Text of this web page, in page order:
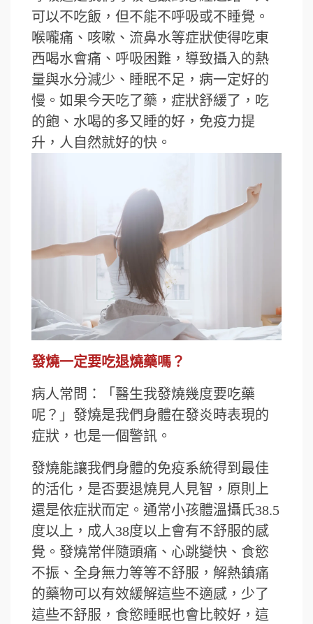
可以不吃飯，但不能不呼吸或不睡覺。
喉嚨痛、咳嗽、流鼻水等症狀使得吃東
西喝水會痛、呼吸困難，導致攝入的熱
量與水分減少、睡眠不足，病一定好的
慢。如果今天吃了藥，症狀舒緩了，吃
的飽、水喝的多又睡的好，免疫力提
升，人自然就好的快。
發燒一定要吃退燒藥嗎？
病人常問：「醫生我發燒幾度要吃藥
呢？」發燒是我們身體在發炎時表現的
症狀，也是一個警訊。
發燒能讓我們身體的免疫系統得到最佳
的活化，是否要退燒見人見智，原則上
還是依症狀而定。通常小孩體溫攝氏38.5
度以上，成人38度以上會有不舒服的感
覺。發燒常伴隨頭痛、心跳變快、食慾
不振、全身無力等等不舒服，解熱鎮痛
的藥物可以有效緩解這些不適感，少了
這些不舒服，食慾睡眠也會比較好，這